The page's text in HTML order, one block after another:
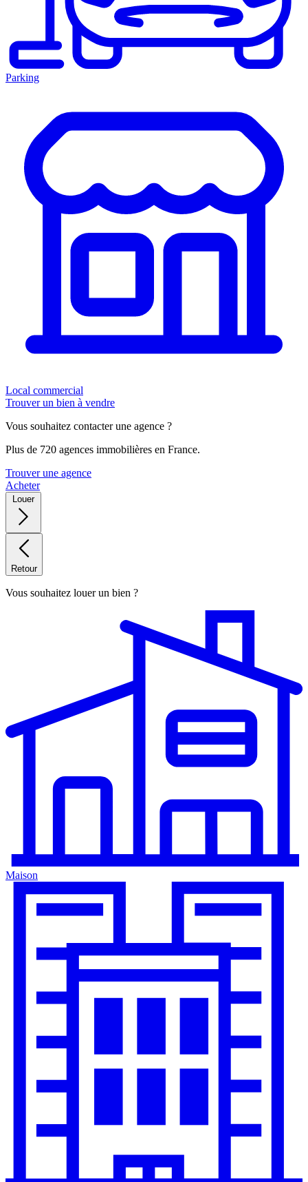
Parking
Local commercial
Trouver un bien à vendre
Vous souhaitez contacter une agence ?
Plus de 720 agences immobilières en France.
Trouver une agence
Acheter
Louer
Retour
Vous souhaitez louer un bien ?
Maison